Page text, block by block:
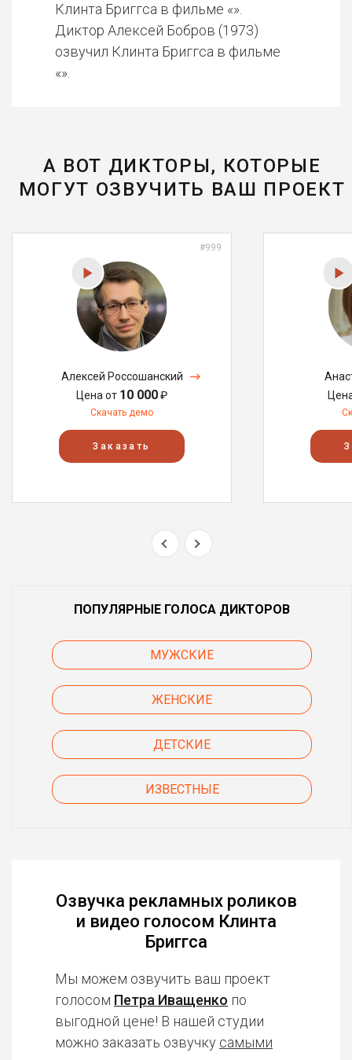
Клинта Бриггса в фильме «».
Диктор Алексей Бобров (1973)
озвучил Клинта Бриггса в фильме
«».
А ВОТ ДИКТОРЫ, КОТОРЫЕ
МОГУТ ОЗВУЧИТЬ ВАШ ПРОЕКТ
#999
Алексей Россошанский
Цена от 10 000₽
Скачать демо
Заказать
ПОПУЛЯРНЫЕ ГОЛОСА ДИКТОРОВ
МУЖСКИЕ
ЖЕНСКИЕ
ДЕТСКИЕ
ИЗВЕСТНЫЕ
Озвучка рекламных роликов
и видео голосом Клинта
Бриггса
Мы можем озвучить ваш проект
голосом Петра Иващенко по
выгодной цене! В нашей студии
можно заказать озвучку самыми